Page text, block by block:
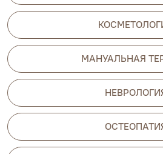
МАНУАЛЬНАЯ